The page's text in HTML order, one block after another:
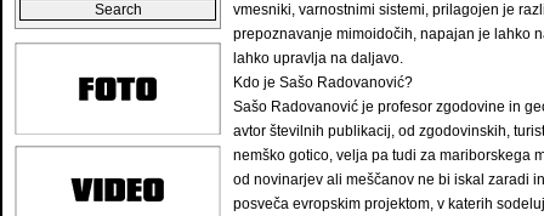
vmesniki, varnostnimi sistemi, prilagojen je
prepoznavanje mimoidočih, napajan je lahko
lahko upravlja na daljavo.
Kdo je Sašo Radovanović?
Sašo Radovanović je profesor zgodovine in
avtor številnih publikacij, od zgodovinskih,
nemško gotico, velja pa tudi za mariborskega
od novinarjev ali meščanov ne bi iskal zaradi
posveča evropskim projektom, v katerih